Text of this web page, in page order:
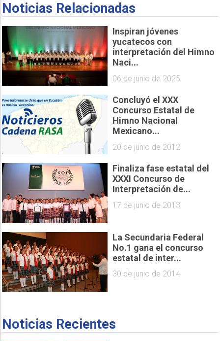
Noticias Relacionadas
Inspiran jóvenes
yucatecos con
interpretación del Himno
Naci...
06 de junio de 2025
Concluyó el XXX
Concurso Estatal de
Himno Nacional
Mexicano...
20 de junio de 2012
Finaliza fase estatal del
XXXI Concurso de
Interpretación de...
17 de junio de 2013
La Secundaria Federal
No.1 gana el concurso
estatal de inter...
30 de junio de 2014
Noticias Recientes